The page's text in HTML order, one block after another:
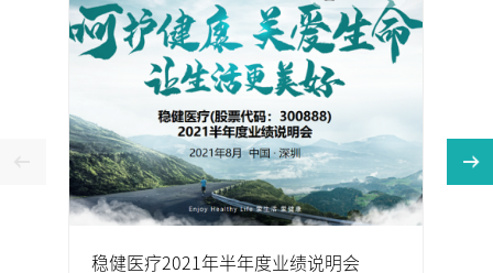
稳健医疗2021年半年度业绩说明会